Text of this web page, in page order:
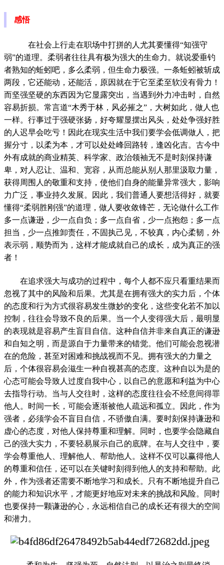
感悟
在社会上行走在职场中打拼的人尤其要懂得“知强守
弱”的道理。柔弱者往往具有极为强大的生命力。就说爱垂钓
者熟知的蚯蚓吧，多么柔弱，但生命力极强。一条蚯蚓被斩成
两段，它还能动，还能活，原因就在于它至柔至软没有骨力！
而坚强坚硬的东西因为它显露突出，当遇到外力冲击时，自然
容易折损。常言道“木秀于林，风必摧之”，大树如此，做人也
一样。行事过于强硬张扬，好夸耀显摆出风头，处处争强好胜
的人迟早会吃亏！因此在现实生活中我们要学会低调做人，把
握分寸，以柔为本，才可以处处峰回路转，逢凶化吉。古今中
外有成就的商业精英、科学家、政治领袖无不是时刻保持谦
卑，对人忍让、温和、宽容，从而总能从别人那里汲取力量，
获得周围人的敬重和支持，使他们自身的能量异常强大，影响
力广泛，事业持久发展。
因此，我们普通人要想活得好，就要
懂得“柔弱胜刚强”的道理，做人要收敛锋芒，无论做什么工作
多一点谦逊，少一点自负；多一点自省，少一点抱怨；多一点
担当，少一点推卸责任，不固执己见，不较真，内心柔韧，外
表示弱，顺势而为，这样才能成就自己的成长，成为真正的强
者！
在追求强大与成功的过程中，每个人都不应只看重结果而
忽视了其中的风险和后果。尤其是在拥有强大的实力后，个体
的态度和行为方式很容易发生微妙的变化，这些变化若不加以
控制，往往会导致不良的后果。 当一个人变得强大后，最明显
的表现就是容易产生盲目自信。这种自信并非来自真正的谦逊
和自知之明，而是源自于力量带来的错觉。他们可能会忽视潜
在的危险，甚至对困难和挑战视而不见。 拥有强大的力量之
后，个体很容易会滋生一种自视甚高的态度。这种自以为是的
心态可能会导致人过度自我中心，以自己的意愿和利益为中心
去指导行动。当与人交往时，这样的态度往往会不经意间得罪
他人。时间一长，可能会逐渐被他人疏远和孤立。
因此，作为
强者，必须学会不盲目自信，不骄傲自满。要时刻保持谦逊和
虚心的态度，对他人保持尊重和理解。同时，也要学会隐藏自
己的强大实力，不要轻易展示自己的底牌。 在与人交往中，要
学会尊重他人、理解他人、帮助他人。这样不仅可以赢得他人
的尊重和信任，还可以在关键时刻得到他人的支持和帮助。 此
外，作为强者还需要不断地学习和成长。只有不断地提升自己
的能力和知识水平，才能更好地应对未来的挑战和风险。同时
也要保持一颗谦逊的心，永远相信自己的成长还有很大的空间
和潜力。